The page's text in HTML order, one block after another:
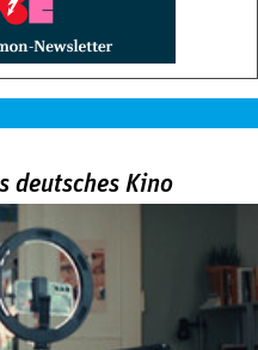
deutsches Kino